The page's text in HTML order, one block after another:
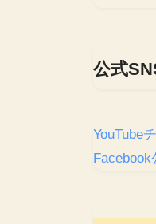
公式
YouTube
Facebook